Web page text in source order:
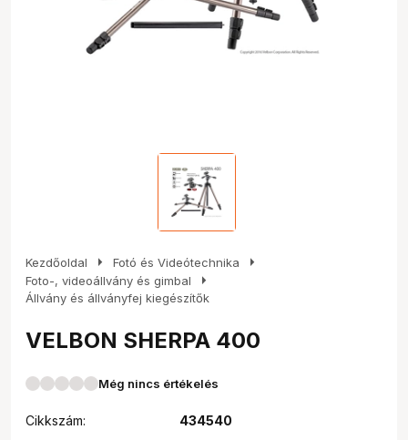
Kezdőoldal arrow_right Fotó és Videótechnika arrow_right
Foto-, videoállvány és gimbal arrow_right
Állvány és állványfej kiegészítők
VELBON SHERPA 400
Még nincs értékelés
Cikkszám:
434540